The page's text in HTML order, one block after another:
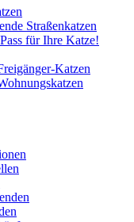
Straßenkatzen
für Ihre Katze!
Katzen